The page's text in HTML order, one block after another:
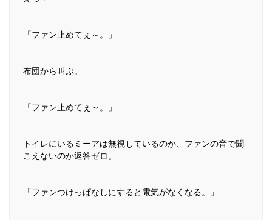
「ファン止めてぇ～。」
布団から叫ぶ。
「ファン止めてぇ～。」
トイレにいるミーアは無視しているのか、ファンの音で聞
こえないのか返答ゼロ。
「ファンつけっぱなしにすると電気がなくなる。」